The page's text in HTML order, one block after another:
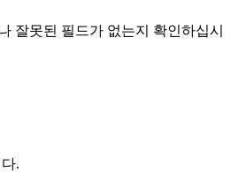
잘못된 필드가 없는지 확인하십시
.